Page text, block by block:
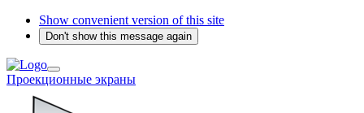
Show convenient version of this site
Don't show this message again
Проекционные экраны